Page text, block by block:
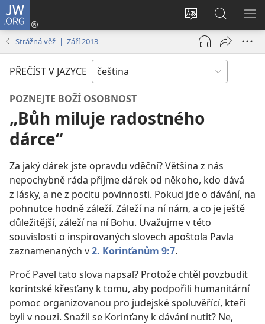
JW.ORG
Změnit
jazyk
stránek
Přihlásit
se
(otevřeno
okno)
Hledat
na
JW.ORG
Strážná věž | Září 2013
PŘEČÍST V JAZYCE
POZNEJTE BOŽÍ OSOBNOST
„Bůh miluje radostného
dárce“
Za jaký dárek jste opravdu vděční? Většina z nás
nepochybně ráda přijme dárek od někoho, kdo dává
z lásky, a ne z pocitu povinnosti. Pokud jde o dávání, na
pohnutce hodně záleží. Záleží na ní nám, a co je ještě
důležitější, záleží na ní Bohu. Uvažujme v této
souvislosti o inspirovaných slovech apoštola Pavla
zaznamenaných v2. Korinťanům 9:7.
Proč Pavel tato slova napsal? Protože chtěl povzbudit
korintské křesťany k tomu, aby podpořili humanitární
pomoc organizovanou pro judejské spoluvěřící, kteří
byli v nouzi. Snažil se Korinťany k dávání nutit? Ne,